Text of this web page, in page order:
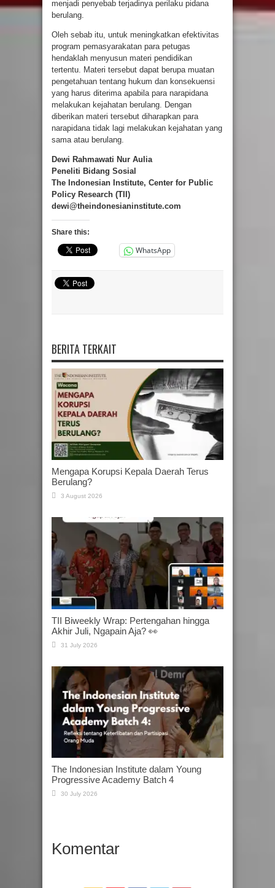
menjadi penyebab terjadinya perilaku pidana
berulang.
Oleh sebab itu, untuk meningkatkan efektivitas
program pemasyarakatan para petugas
hendaklah menyusun materi pendidikan
tertentu. Materi tersebut dapat berupa muatan
pengetahuan tentang hukum dan konsekuensi
yang harus diterima apabila para narapidana
melakukan kejahatan berulang. Dengan
diberikan materi tersebut diharapkan para
narapidana tidak lagi melakukan kejahatan yang
sama atau berulang.
Dewi Rahmawati Nur Aulia
Peneliti Bidang Sosial
The Indonesian Institute, Center for Public
Policy Research (TII)
dewi@theindonesianinstitute.com
Share this:
WhatsApp
BERITA TERKAIT
Mengapa Korupsi Kepala Daerah Terus
Berulang?
3 August 2026
TII Biweekly Wrap: Pertengahan hingga
Akhir Juli, Ngapain Aja? 👀
31 July 2026
The Indonesian Institute dalam Young
Progressive Academy Batch 4
30 July 2026
Komentar